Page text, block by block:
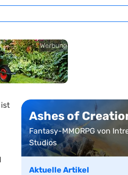
Werbung
Ashes of
Fantasy-MMORPG von
Studios
Aktuelle Artikel